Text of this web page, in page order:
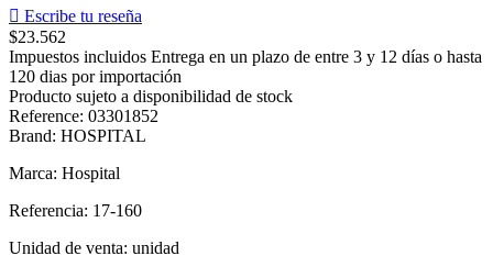
 Escribe tu reseña
$23.562
Impuestos incluidos Entrega en un plazo de entre 3 y 12 días o hasta
120 dias por importación
Producto sujeto a disponibilidad de stock
Reference: 03301852
Brand: HOSPITAL
Marca: Hospital
Referencia: 17-160
Unidad de venta: unidad